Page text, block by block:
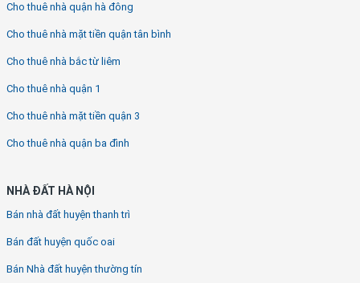
Cho thuê nhà quận hà đông
Cho thuê nhà mặt tiền quận tân bình
Cho thuê nhà bắc từ liêm
Cho thuê nhà quận 1
Cho thuê nhà mặt tiền quận 3
Cho thuê nhà quận ba đình
NHÀ ĐẤT HÀ NỘI
Bán nhà đất huyện thanh trì
Bán đất huyện quốc oai
Bán Nhà đất huyện thường tín